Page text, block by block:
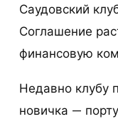
Саудовский
Соглашение
финансовую
Недавно клубу
новичка —